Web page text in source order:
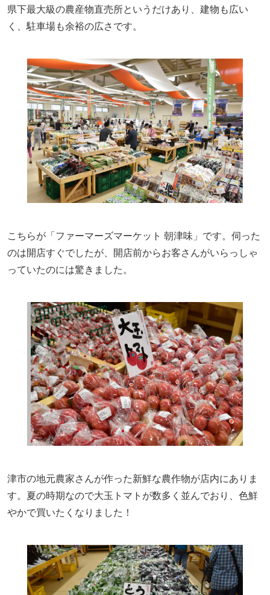
県下最大級の農産物直売所というだけあり、建物も広い
く、駐車場も余裕の広さです。
こちらが「ファーマーズマーケット 朝津味」です。伺った
のは開店すぐでしたが、開店前からお客さんがいらっしゃ
っていたのには驚きました。
津市の地元農家さんが作った新鮮な農作物が店内にありま
す。夏の時期なので大玉トマトが数多く並んでおり、色鮮
やかで買いたくなりました！